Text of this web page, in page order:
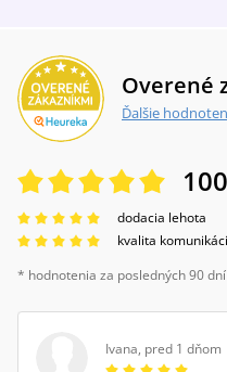
Overené
Ďalšie
dodacia lehota
kvalita
* hodnotenia za posledných 90 dní
Ivana, pred 1 dňom